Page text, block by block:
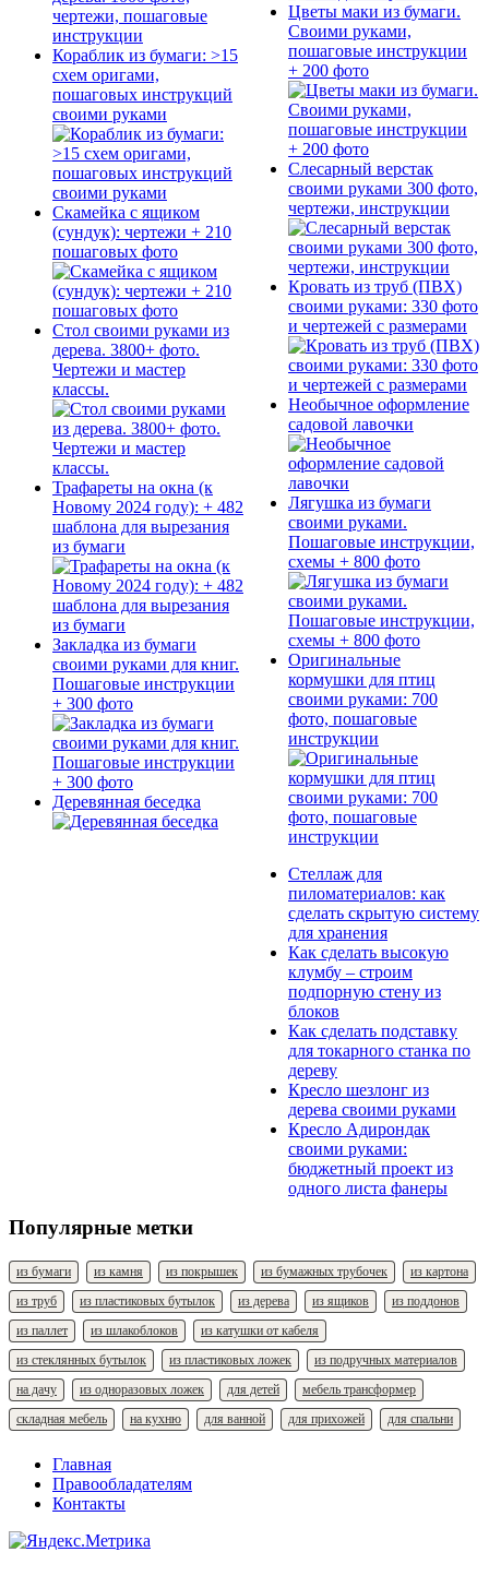
Кораблик из бумаги: >15
схем оригами,
пошаговых инструкций
своими руками
Скамейка с ящиком
(сундук): чертежи + 210
пошаговых фото
Стол своими руками из
дерева. 3800+ фото.
Чертежи и мастер
классы.
Трафареты на окна (к
Новому 2024 году): + 482
шаблона для вырезания
из бумаги
Закладка из бумаги
своими руками для книг.
Пошаговые инструкции
+ 300 фото
Деревянная беседка
Цветы маки из бумаги.
Своими руками,
пошаговые инструкции
+ 200 фото
Слесарный верстак
своими руками 300 фото,
чертежи, инструкции
Кровать из труб (ПВХ)
своими руками: 330 фото
и чертежей с размерами
Необычное оформление
садовой лавочки
Лягушка из бумаги
своими руками.
Пошаговые инструкции,
схемы + 800 фото
Оригинальные
кормушки для птиц
своими руками: 700
фото, пошаговые
инструкции
Стеллаж для
пиломатериалов: как
сделать скрытую систему
для хранения
Как сделать высокую
клумбу – строим
подпорную стену из
блоков
Как сделать подставку
для токарного станка по
дереву
Кресло шезлонг из
дерева своими руками
Кресло Адирондак
своими руками:
бюджетный проект из
одного листа фанеры
Популярные метки
из бумаги из камня из покрышек из бумажных трубочек
из картона
из труб
из пластиковых бутылок из дерева из ящиков
из поддонов
из паллет
из шлакоблоков
из катушки от кабеля
из стеклянных бутылок
из пластиковых ложек
из подручных материалов
на дачу
из одноразовых ложек для детей
мебель трансформер
складная мебель
на кухню для ванной для прихожей для спальни
Главная
Правообладателям
Контакты